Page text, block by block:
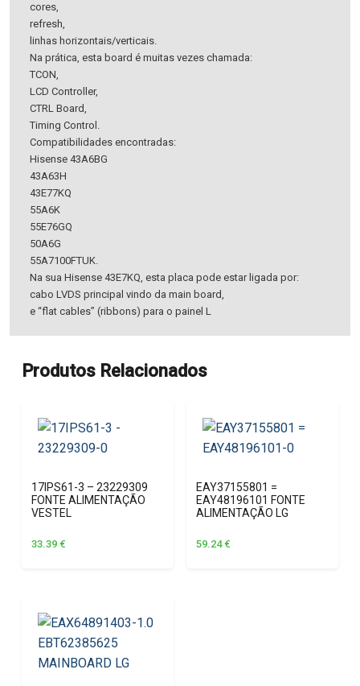
cores,
refresh,
linhas horizontais/verticais.
Na prática, esta board é muitas vezes chamada:
TCON,
LCD Controller,
CTRL Board,
Timing Control.
Compatibilidades encontradas:
Hisense 43A6BG
43A63H
43E77KQ
55A6K
55E76GQ
50A6G
55A7100FTUK.
Na sua Hisense 43E7KQ, esta placa pode estar ligada por:
cabo LVDS principal vindo da main board,
e “flat cables” (ribbons) para o painel L
Produtos Relacionados
17IPS61-3 – 23229309
FONTE ALIMENTAÇÃO
VESTEL
33.39 €
EAY37155801 =
EAY48196101 FONTE
ALIMENTAÇÃO LG
59.24 €